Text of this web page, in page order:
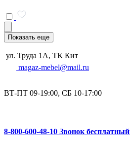
Показать еще
ул. Труда 1А, ТК Кит
magaz-mebel@mail.ru
ВТ-ПТ 09-19:00, СБ 10-17:00
8-800-600-48-10 Звонок бесплатный